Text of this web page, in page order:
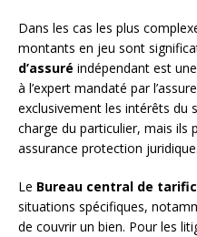
Dans les cas les plus
montants en jeu sont
d’assuré indépendant est
à l’expert mandaté par
exclusivement les intérêts du
charge du particulier, mais ils
assurance protection juridique.
Le Bureau central de
situations spécifiques,
de couvrir un bien. Pour les